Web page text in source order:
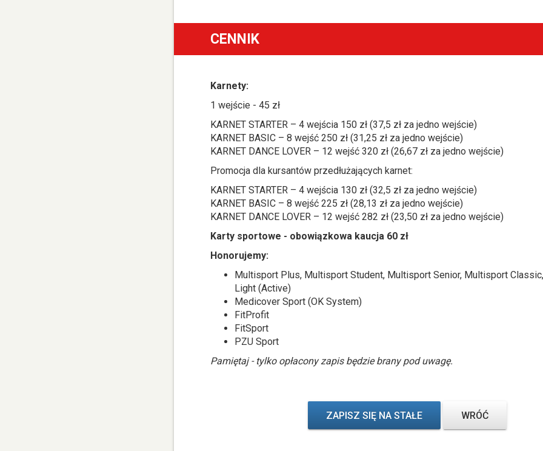
CENNIK
Karnety:
1 wejście - 45 zł
KARNET STARTER – 4 wejścia 150 zł (37,5 zł za jedno wejście)
KARNET BASIC – 8 wejść 250 zł (31,25 zł za jedno wejście)
KARNET DANCE LOVER – 12 wejść 320 zł (26,67 zł za jedno wejście)
Promocja dla kursantów przedłużających karnet:
KARNET STARTER – 4 wejścia 130 zł (32,5 zł za jedno wejście)
KARNET BASIC – 8 wejść 225 zł (28,13 zł za jedno wejście)
KARNET DANCE LOVER – 12 wejść 282 zł (23,50 zł za jedno wejście)
Karty sportowe - obowiązkowa kaucja 60 zł
Honorujemy:
Multisport Plus, Multisport Student, Multisport Senior, Multisport
Light (Active)
Medicover Sport (OK System)
FitProfit
FitSport
PZU Sport
Pamiętaj - tylko opłacony zapis będzie brany pod uwagę.
ZAPISZ SIĘ NA STAŁE WRÓĆ